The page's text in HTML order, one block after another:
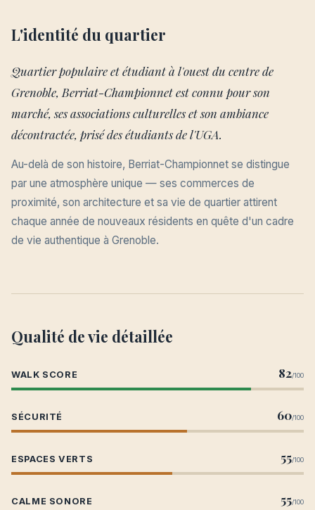
L'identité du quartier
Quartier populaire et étudiant à l'ouest du centre de
Grenoble, Berriat-Championnet est connu pour son
marché, ses associations culturelles et son ambiance
décontractée, prisé des étudiants de l'UGA.
Au-delà de son histoire, Berriat-Championnet se distingue
par une atmosphère unique — ses commerces de
proximité, son architecture et sa vie de quartier attirent
chaque année de nouveaux résidents en quête d'un cadre
de vie authentique à Grenoble.
Qualité de vie détaillée
WALK SCORE 82/100
SÉCURITÉ 60/100
ESPACES VERTS 55/100
CALME SONORE 55/100